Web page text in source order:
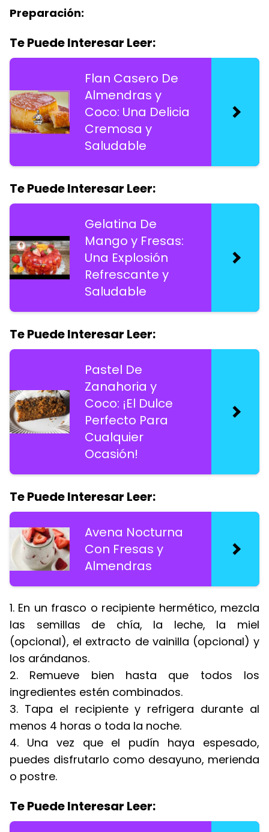
Preparación:
Te Puede Interesar Leer:
Flan Casero De
Almendras y
Coco: Una Delicia
Cremosa y
Saludable
Te Puede Interesar Leer:
Gelatina De
Mango y Fresas:
Una Explosión
Refrescante y
Saludable
Te Puede Interesar Leer:
Pastel De
Zanahoria y
Coco: ¡El Dulce
Perfecto Para
Cualquier
Ocasión!
Te Puede Interesar Leer:
Avena Nocturna
Con Fresas y
Almendras
1. En un frasco o recipiente hermético, mezcla
las semillas de chía, la leche, la miel
(opcional), el extracto de vainilla (opcional) y
los arándanos.
2. Remueve bien hasta que todos los
ingredientes estén combinados.
3. Tapa el recipiente y refrigera durante al
menos 4 horas o toda la noche.
4. Una vez que el pudín haya espesado,
puedes disfrutarlo como desayuno, merienda
o postre.
Te Puede Interesar Leer: